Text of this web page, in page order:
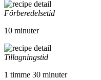
Förberedelsetid
10 minuter
Tillagningstid
1 timme 30 minuter